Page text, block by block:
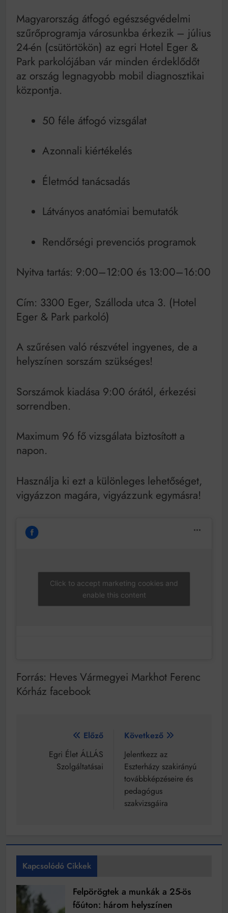
Bitumenes lapostetők: a bevált technológia akkor
működik, ha jól van felújítva
Magyarország átfogó egészségvédelmi
szűrőprogramja városunkba érkezik – július
24-én (csütörtökön) az egri Hotel Eger &
Park parkolójában vár minden érdeklődőt
az ország legnagyobb mobil diagnosztikai
központja.
50 féle átfogó vizsgálat
Azonnali kiértékelés
Életmód tanácsadás
Látványos anatómiai bemutatók
Rendőrségi prevenciós programok
Nyitva tartás: 9:00–12:00 és 13:00–16:00
Cím: 3300 Eger, Szálloda utca 3. (Hotel
Eger & Park parkoló)
A szűrésen való részvétel ingyenes, de a
helyszínen sorszám szükséges!
Sorszámok kiadása 9:00 órától, érkezési
sorrendben.
Maximum 96 fő vizsgálata biztosított a
napon.
Használja ki ezt a különleges lehetőséget,
vigyázzon magára, vigyázzunk egymásra!
Click to accept marketing cookies and
enable this content
Forrás: Heves Vármegyei Markhot Ferenc
Kórház facebook
Bejegyzés
navigáció
Előző
Egri Élet ÁLLÁS
Szolgáltatásai
Következő
Jelentkezz az
Eszterházy szakirányú
továbbképzéseire és
pedagógus
szakvizsgáira
Kapcsolódó Cikkek
Felpörögtek a munkák a 25-ös
főúton: három helyszínen